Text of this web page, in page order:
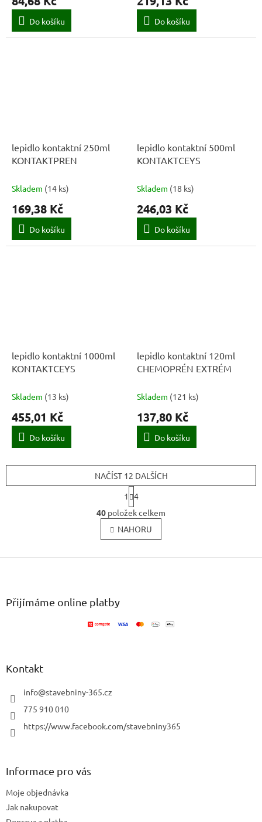
Do košíku Do košíku
lepidlo kontaktní 250ml
KONTAKTPREN
Skladem (14 ks)
169,38 Kč
Do košíku
lepidlo kontaktní 500ml
KONTAKTCEYS
Skladem (18 ks)
246,03 Kč
Do košíku
lepidlo kontaktní 1000ml
KONTAKTCEYS
Skladem (13 ks)
455,01 Kč
Do košíku
lepidlo kontaktní 120ml
CHEMOPRÉN EXTRÉM
Skladem (121 ks)
137,80 Kč
Do košíku
O
v
l
á
NAČÍST 12 DALŠÍCH
S
t
r
á
n
k
v
1
4
40 položek celkem
NAHORU
Z
Přijímáme online platby
Kontakt
info@stavebniny-365.cz
775 910 010
https://www.facebook.com/stavebniny365
Informace pro vás
Moje objednávka
Jak nakupovat